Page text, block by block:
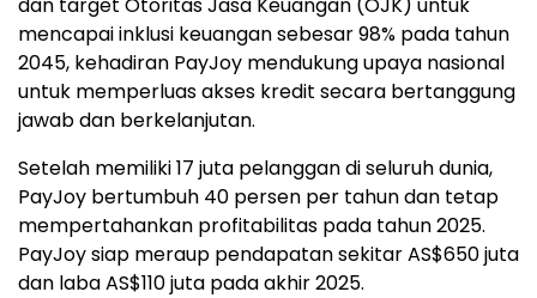
mencapai inklusi keuangan sebesar 98% pada tahun
2045, kehadiran PayJoy mendukung upaya nasional
untuk memperluas akses kredit secara bertanggung
jawab dan berkelanjutan.
Setelah memiliki 17 juta pelanggan di seluruh dunia,
PayJoy bertumbuh 40 persen per tahun dan tetap
mempertahankan profitabilitas pada tahun 2025.
PayJoy siap meraup pendapatan sekitar AS$650 juta
dan laba AS$110 juta pada akhir 2025.